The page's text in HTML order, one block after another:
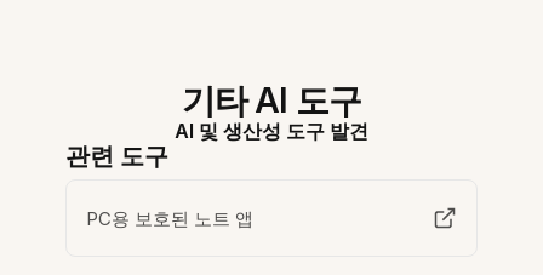
기타 AI 도구
AI 및 생산성 도구 발견
관련 도구
PC용 보호된 노트 앱